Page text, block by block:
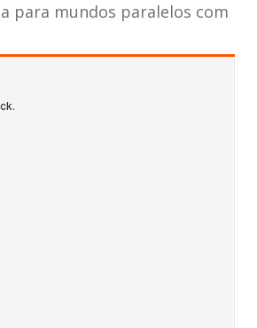
para mundos paralelos com